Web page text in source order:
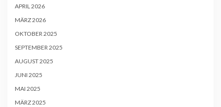
APRIL 2026
MÄRZ 2026
OKTOBER 2025
SEPTEMBER 2025
AUGUST 2025
JUNI 2025
MAI 2025
MÄRZ 2025